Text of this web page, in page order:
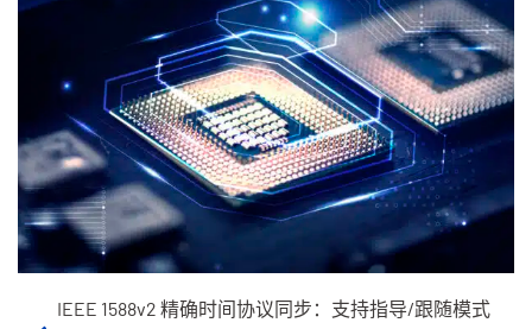
IEEE 1588v2 精确时间协议同步：支持指导/跟随模式